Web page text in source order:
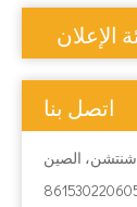
الإعلان
اتصل بنا